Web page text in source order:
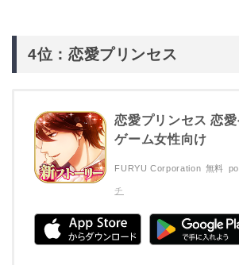
4位：恋愛プリンセス
恋愛プリンセス 恋
ゲーム女性向け
FURYU Corporation 無料
チ